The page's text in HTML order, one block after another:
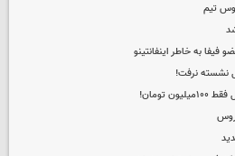
تیم
به خاطر اینفانتینو
نشسته نرفت!
تومان!